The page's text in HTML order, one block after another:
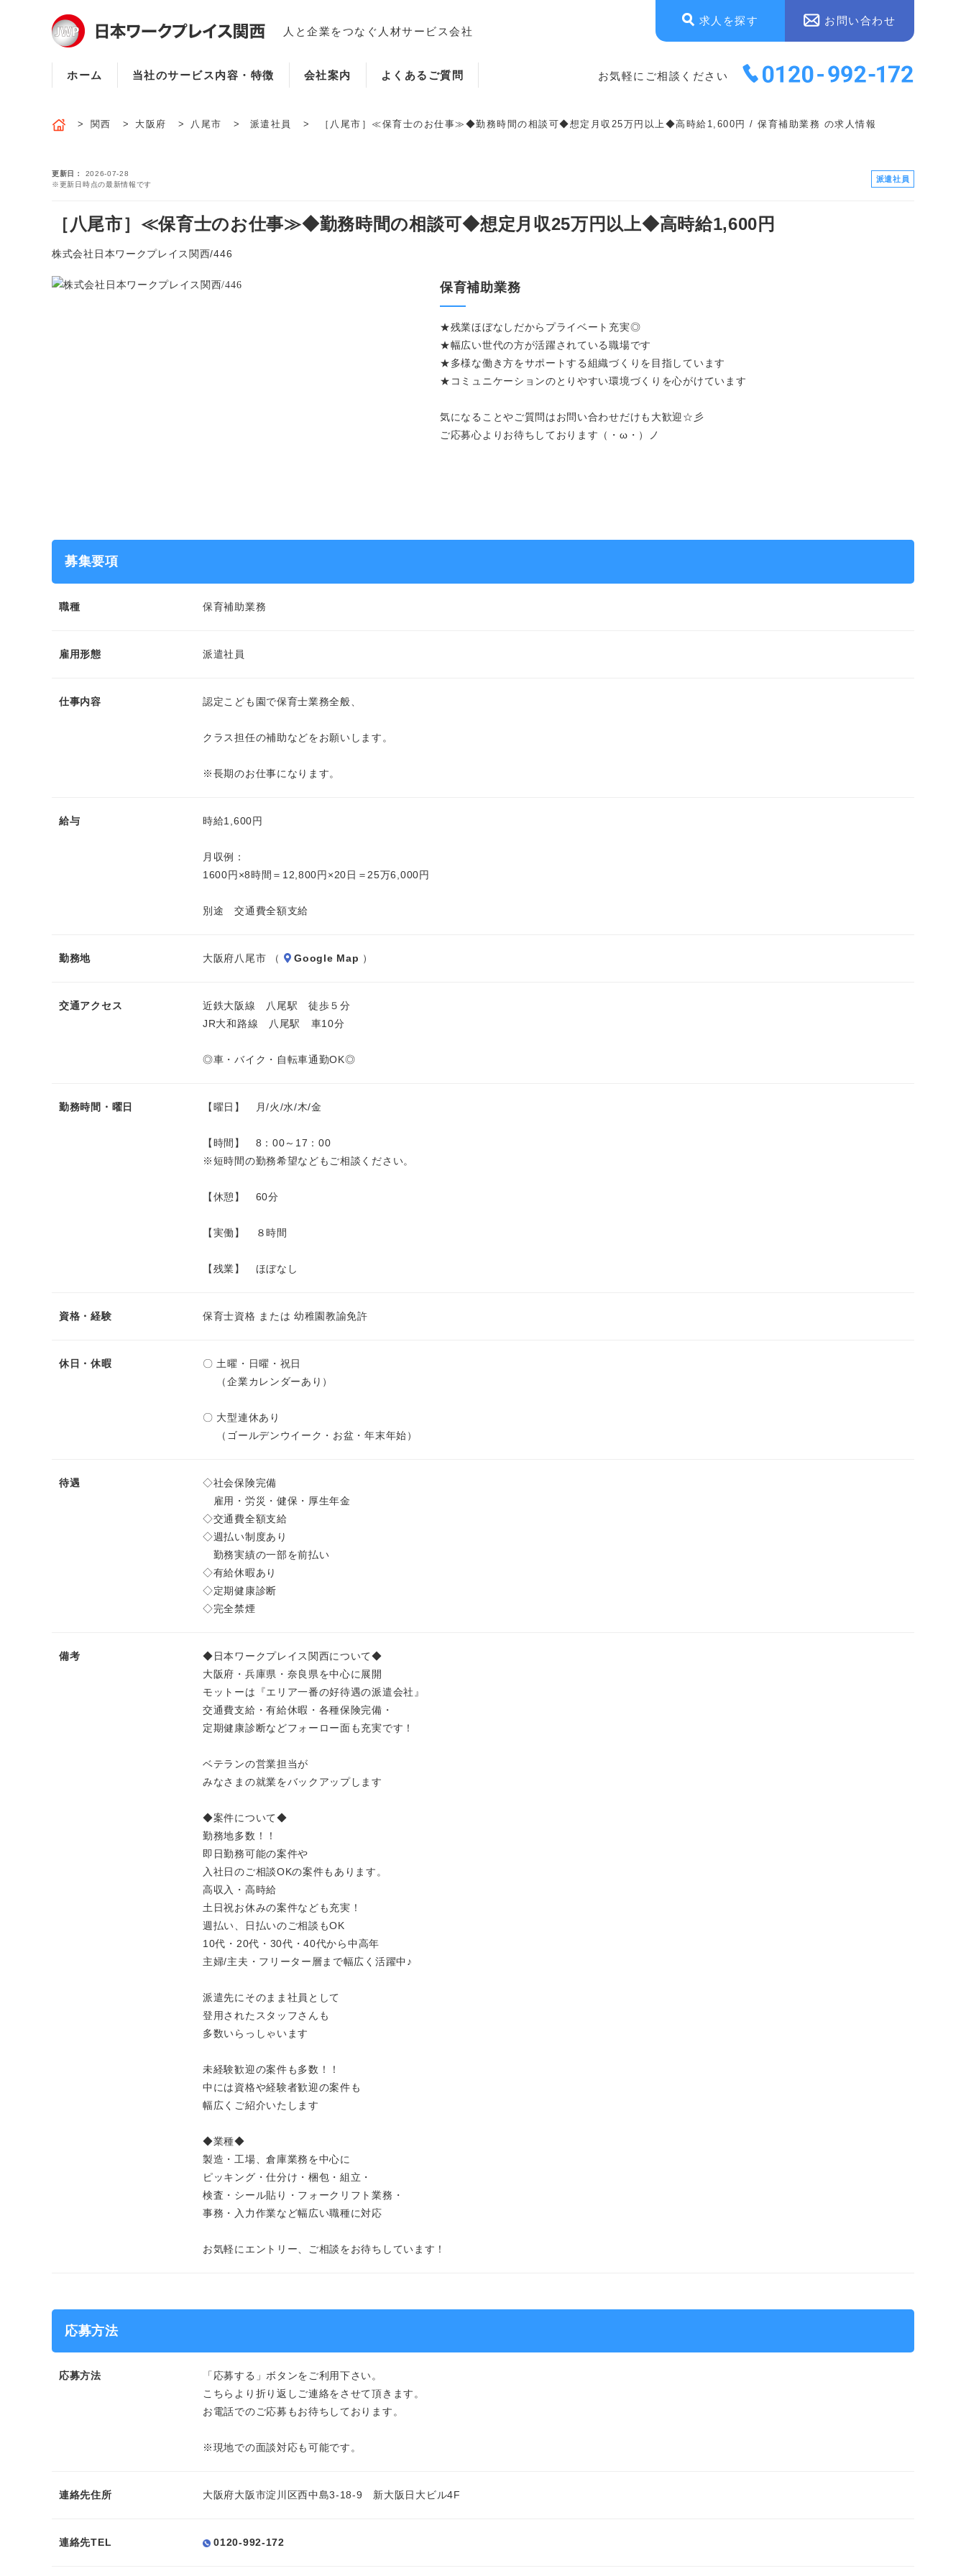
人と企業をつなぐ人材サービス会社
求人を探す お問い合わせ
ホーム 当社のサービス内容・特徴 会社案内 よくあるご質問 お気軽にご相談ください
ホーム
会社案内
よくあるご質問
お問い合わせ
関西 大阪府 八尾市 派遣社員 ［八尾市］≪保育士のお仕事≫◆勤務時間の相談可◆想定月収25万円以上◆高時給1,600円 / 保育補助業務 の求人情報
更新日
2026-07-28
※更新日時点の最新情報です
派遣社員
［八尾市］≪保育士のお仕事≫◆勤務時間の相談可◆想定月収25万円以上◆高時給1,600円
株式会社日本ワークプレイス関西/446
保育補助業務
★残業ほぼなしだからプライベート充実◎
★幅広い世代の方が活躍されている職場です
★多様な働き方をサポートする組織づくりを目指しています
★コミュニケーションのとりやすい環境づくりを心がけています
気になることやご質問はお問い合わせだけも大歓迎☆彡
ご応募心よりお待ちしております（・ω・）ノ
募集要項
職種 保育補助業務
雇用形態 派遣社員
仕事内容 認定こども園で保育士業務全般、
クラス担任の補助などをお願いします。
※長期のお仕事になります。
給与 時給1,600円
月収例：
1600円×8時間＝12,800円×20日＝25万6,000円
別途 交通費全額支給
勤務地 大阪府八尾市 （ Google Map ）
交通アクセス
近鉄大阪線 八尾駅 徒歩５分
JR大和路線 八尾駅 車10分
◎車・バイク・自転車通勤OK◎
勤務時間・曜日 【曜日】 月/火/水/木/金
【時間】 8：00～17：00
※短時間の勤務希望などもご相談ください。
【休憩】 60分
【実働】 ８時間
【残業】 ほぼなし
資格・経験 保育士資格 または 幼稚園教諭免許
休日・休暇
〇 土曜・日曜・祝日
（企業カレンダーあり）
〇 大型連休あり
（ゴールデンウイーク・お盆・年末年始）
待遇
◇社会保険完備
雇用・労災・健保・厚生年金
◇交通費全額支給
◇週払い制度あり
勤務実績の一部を前払い
◇有給休暇あり
◇定期健康診断
◇完全禁煙
備考
◆日本ワークプレイス関西について◆
大阪府・兵庫県・奈良県を中心に展開
モットーは『エリア一番の好待遇の派遣会社』
交通費支給・有給休暇・各種保険完備・
定期健康診断などフォーロー面も充実です！
ベテランの営業担当が
みなさまの就業をバックアップします
◆案件について◆
勤務地多数！！
即日勤務可能の案件や
入社日のご相談OKの案件もあります。
高収入・高時給
土日祝お休みの案件なども充実！
週払い、日払いのご相談もOK
10代・20代・30代・40代から中高年
主婦/主夫・フリーター層まで幅広く活躍中♪
派遣先にそのまま社員として
登用されたスタッフさんも
多数いらっしゃいます
未経験歓迎の案件も多数！！
中には資格や経験者歓迎の案件も
幅広くご紹介いたします
◆業種◆
製造・工場、倉庫業務を中心に
ピッキング・仕分け・梱包・組立・
検査・シール貼り・フォークリフト業務・
事務・入力作業など幅広い職種に対応
お気軽にエントリー、ご相談をお待ちしています！
応募方法
応募方法
「応募する」ボタンをご利用下さい。
こちらより折り返しご連絡をさせて頂きます。
お電話でのご応募もお待ちしております。
※現地での面談対応も可能です。
連絡先住所 大阪府大阪市淀川区西中島3-18-9 新大阪日大ビル4F
連絡先TEL 0120-992-172